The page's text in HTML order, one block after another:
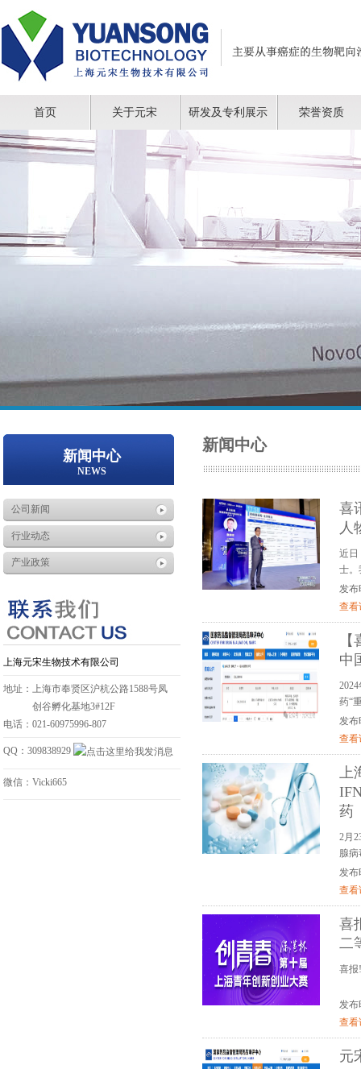
首页 关于元宋 研发及专利展示 荣誉资质
新闻中心
NEWS
公司新闻
行业动态
产业政策
上海元宋生物技术有限公司
地址：上海市奉贤区沪杭公路1588号凤
创谷孵化基地3#12F
电话：021-60975996-807
QQ：309838929
微信：Vicki665
新闻中心
喜
人
近日
士。
发布
查看
中
药“
发布
查看
上
药
2月
腺病
发布
查看
喜
二
喜报
发布
查看
元